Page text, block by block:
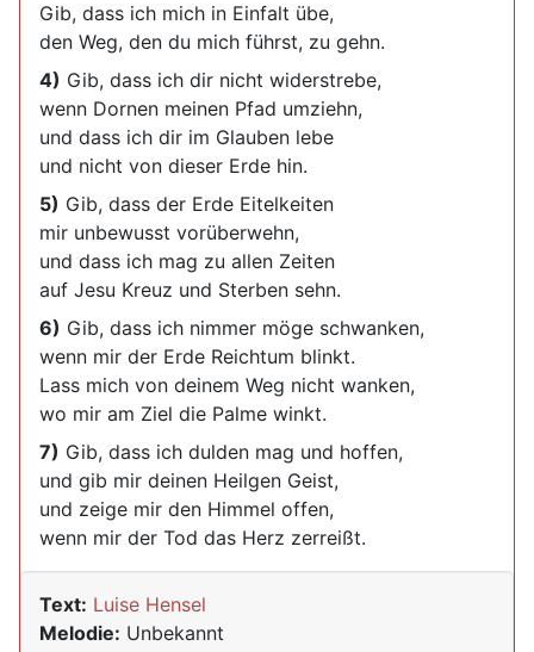
Gib, dass ich mich in Einfalt übe,
den Weg, den du mich führst, zu gehn.
4) Gib, dass ich dir nicht widerstrebe,
wenn Dornen meinen Pfad umziehn,
und dass ich dir im Glauben lebe
und nicht von dieser Erde hin.
5) Gib, dass der Erde Eitelkeiten
mir unbewusst vorüberwehn,
und dass ich mag zu allen Zeiten
auf Jesu Kreuz und Sterben sehn.
6) Gib, dass ich nimmer möge schwanken,
wenn mir der Erde Reichtum blinkt.
Lass mich von deinem Weg nicht wanken,
wo mir am Ziel die Palme winkt.
7) Gib, dass ich dulden mag und hoffen,
und gib mir deinen Heilgen Geist,
und zeige mir den Himmel offen,
wenn mir der Tod das Herz zerreißt.
Text: Luise Hensel
Melodie: Unbekannt